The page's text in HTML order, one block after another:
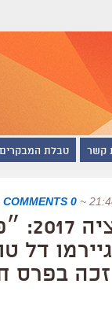
קשר טבלת המבקרים
~
0 COMMENTS
דל
זכה בפרס